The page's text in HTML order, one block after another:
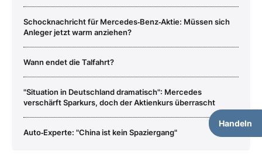
Handeln
Schocknachricht für Mercedes‑Benz‑Aktie: Müssen sich
Anleger jetzt warm anziehen?
Wann endet die Talfahrt?
"Situation in Deutschland dramatisch": Mercedes
verschärft Sparkurs, doch der Aktienkurs überrascht
Auto‑Experte: "China ist kein Spaziergang"